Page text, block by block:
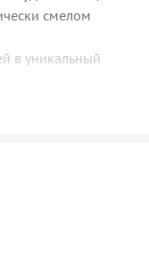
смелом
в уникальный
Чеваката —
где расположилась